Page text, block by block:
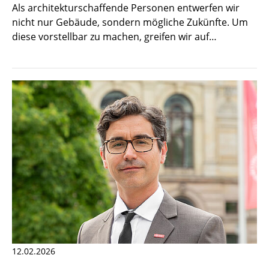
Als architekturschaffende Personen entwerfen wir
nicht nur Gebäude, sondern mögliche Zukünfte. Um
diese vorstellbar zu machen, greifen wir auf…
12.02.2026